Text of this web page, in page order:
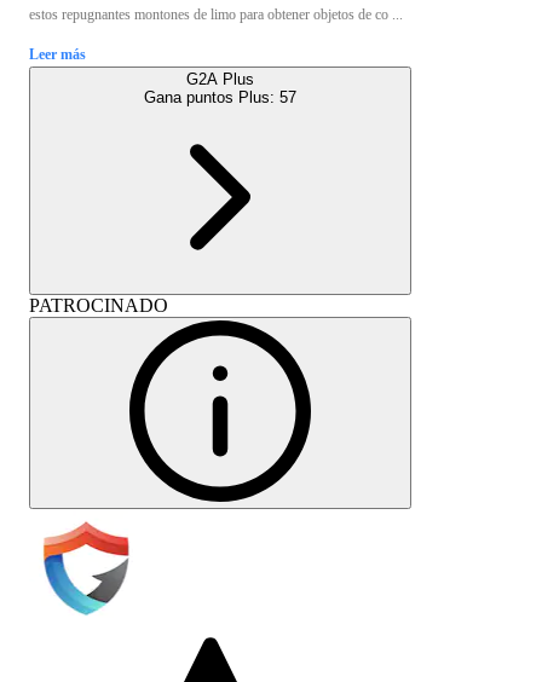
estos repugnantes montones de limo para obtener objetos de co ...
Leer más
G2A Plus
Gana puntos Plus: 57
PATROCINADO